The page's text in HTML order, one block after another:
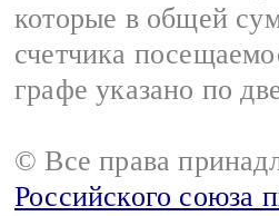
которые в общей
счетчика
графе указано по
© Все права
Российского союза